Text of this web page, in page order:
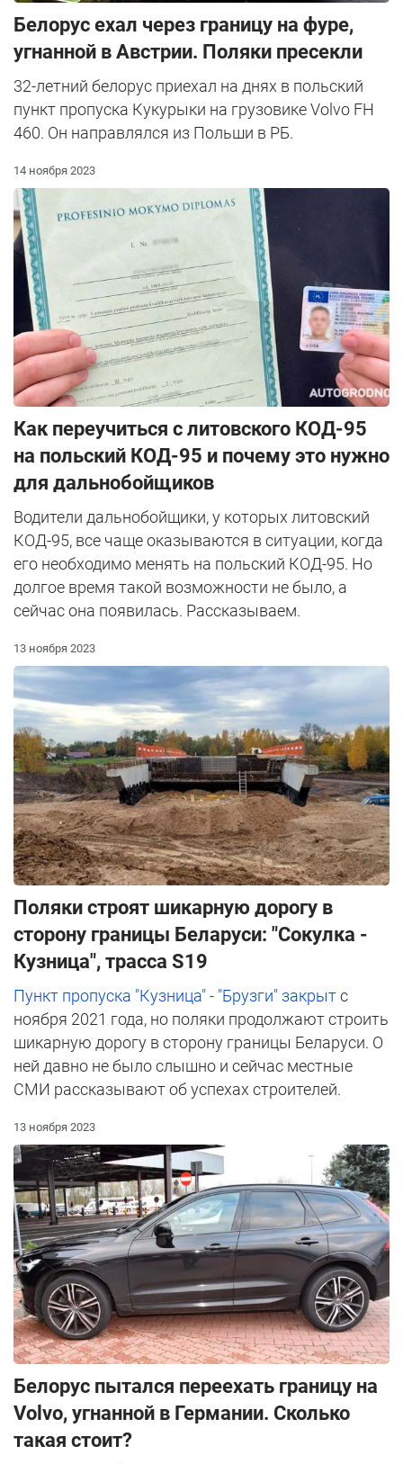
Белорус ехал через границу на фуре,
угнанной в Австрии. Поляки пресекли
32-летний белорус приехал на днях в польский
пункт пропуска Кукурыки на грузовике Volvo FH
460. Он направлялся из Польши в РБ.
14 ноября 2023
Как переучиться с литовского КОД-95
на польский КОД-95 и почему это нужно
для дальнобойщиков
Водители дальнобойщики, у которых литовский
КОД-95, все чаще оказываются в ситуации, когда
его необходимо менять на польский КОД-95. Но
долгое время такой возможности не было, а
сейчас она появилась. Рассказываем.
13 ноября 2023
Поляки строят шикарную дорогу в
сторону границы Беларуси: "Сокулка -
Кузница", трасса S19
Пункт пропуска "Кузница" - "Брузги" закрытс
ноября 2021 года, но поляки продолжают строить
шикарную дорогу в сторону границы Беларуси. О
ней давно не было слышно и сейчас местные
СМИ рассказывают об успехах строителей.
13 ноября 2023
Белорус пытался переехать границу на
Volvo, угнанной в Германии. Сколько
такая стоит?